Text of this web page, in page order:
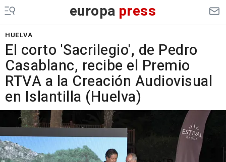
europa press
HUELVA
El corto 'Sacrilegio', de Pedro
Casablanc, recibe el Premio
RTVA a la Creación Audiovisual
en Islantilla (Huelva)